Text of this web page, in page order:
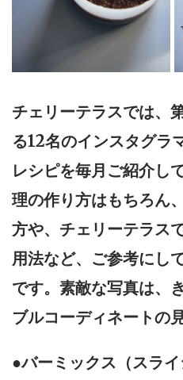
チェリーテラスでは、
る12名のインスタグラ
レシピを毎月ご紹介し
理の作り方はもちろん
方や、チェリーテラス
用法など、ご参考にし
です。素敵な写真は、
ブルコーディネートの
●バーミックス（スラ